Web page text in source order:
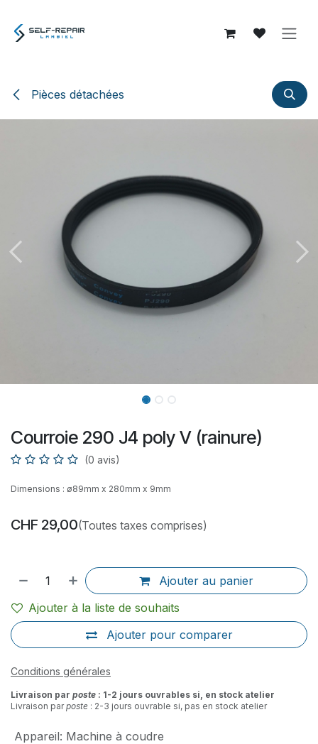
Pièces détachées
Courroie 290 J4 poly V (rainure)
(0 avis)
Dimensions : ø89mm x 280mm x 9mm
CHF 29,00(Toutes taxes comprises)
Ajouter au panier
Ajouter pour comparer
Ajouter à la liste de souhaits
Conditions générales
Livraison par poste : 1-2 jours ouvrables si, en stock atelier
Livraison parposte : 2-3 jours ouvrable si, pas en stock atelier
Appareil: Machine à coudre